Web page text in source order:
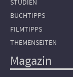
STUDIEN
BUCHTIPPS
FILMTIPPS
THEMENSEITEN
Magazin